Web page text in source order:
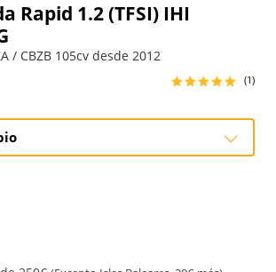
Rapid 1.2 (TFSI) IHI
/ CBZB 105cv desde 2012
(1)